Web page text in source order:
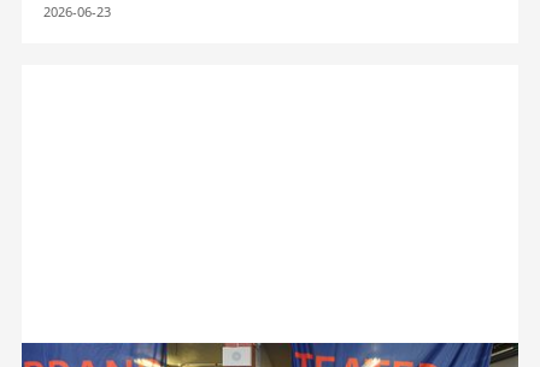
2026-06-23